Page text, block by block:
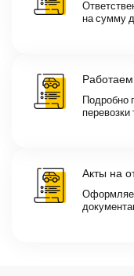
на сумму
Подробно
перевозки
Акты на